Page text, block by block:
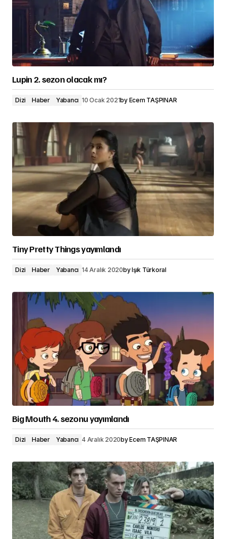
Lupin 2. sezon olacak mı?
Dizi Haber Yabancı 10 Ocak 2021by Ecem TAŞPINAR
Tiny Pretty Things yayımlandı
Dizi Haber Yabancı 14 Aralık 2020byIşık Türkoral
Big Mouth 4. sezonu yayımlandı
Dizi Haber Yabancı 4 Aralık 2020byEcem TAŞPINAR